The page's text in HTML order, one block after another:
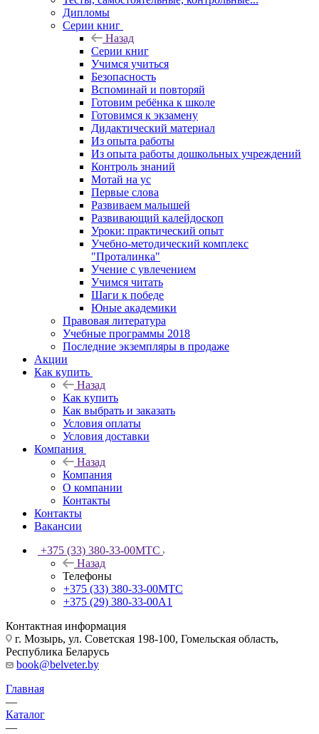
Дипломы
Серии книг
Назад
Серии книг
Учимся учиться
Безопасность
Вспоминай и повторяй
Готовим ребёнка к школе
Готовимся к экзамену
Дидактический материал
Из опыта работы
Из опыта работы дошкольных учреждений
Контроль знаний
Мотай на ус
Первые слова
Развиваем малышей
Развивающий калейдоскоп
Уроки: практический опыт
Учебно-методический комплекс
"Проталинка"
Учение с увлечением
Учимся читать
Шаги к победе
Юные академики
Правовая литература
Учебные программы 2018
Последние экземпляры в продаже
Акции
Как купить
Назад
Как купить
Как выбрать и заказать
Условия оплаты
Условия доставки
Компания
Назад
Компания
О компании
Контакты
Контакты
Вакансии
+375 (33) 380-33-00МТС
Назад
Телефоны
+375 (33) 380-33-00МТС
+375 (29) 380-33-00А1
Контактная информация
г. Мозырь, ул. Советская 198-100, Гомельская область,
Республика Беларусь
book@belveter.by
Главная
—
Каталог
—